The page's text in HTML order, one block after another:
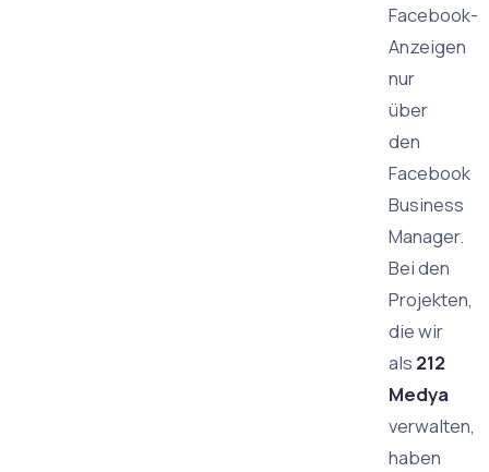
Facebook-
Anzeigen
nur
über
den
Facebook
Business
Manager.
Bei den
Projekten,
die wir
als 212
Medya
verwalten,
haben